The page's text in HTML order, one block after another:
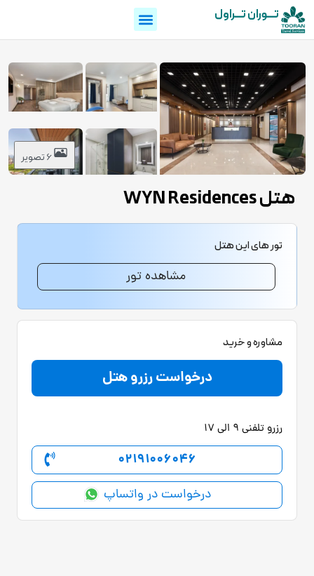
تـــوران تـــراول
6 تصویر
هتل WYN Residences
تور های این هتل
مشاهده تور
مشاوره و خرید
درخواست رزرو هتل
رزرو تلفنی 9 الی 17
02191006046
درخواست در واتساپ